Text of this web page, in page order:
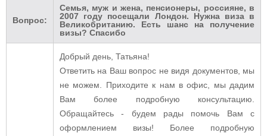
Вопрос:
Семья, муж и жена, пенсионеры, россияне, в
2007 году посещали Лондон. Нужна виза в
Великобританию. Есть шанс на получение
визы? Спасибо
Добрый день, Татьяна!
Ответить на Ваш вопрос не видя документов, мы
не можем. Приходите к нам в офис, мы дадим
Вам более подробную консультацию.
Обращайтесь - будем рады помочь Вам с
оформлением визы! Более подробную